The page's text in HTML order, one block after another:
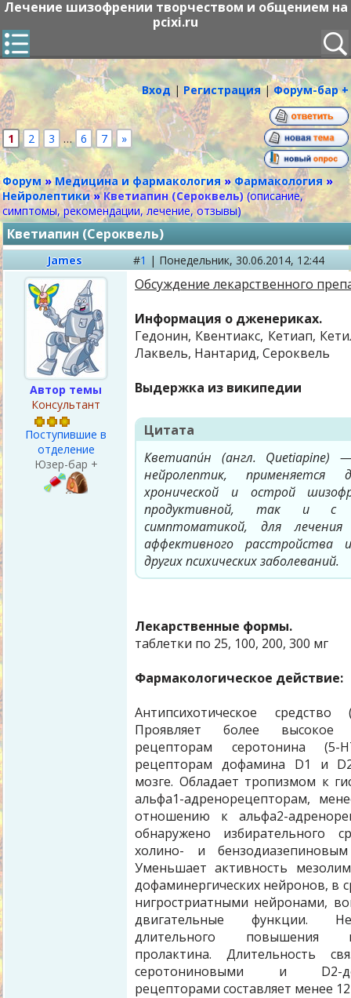
Лечение шизофрении творчеством и общением на
pcixi.ru
Вход | Регистрация|Форум-бар +
1 2 3 … 6 7 »
Форум » Медицина и фармакология » Фармакология »
Нейролептики » Кветиапин (Сероквель) (описание,
симптомы, рекомендации, лечение, отзывы)
Кветиапин (Сероквель)
James #1 | Понедельник, 30.06.2014, 12:44
Автор темы
Консультант
Поступившие в
отделение
Юзер-бар +
Обсуждение лекарственного
Информация о дженериках.
Гедонин, Квентиакс, Кетиап,
Лаквель, Нантарид, Сероквель
Выдержка из википедии
Цитата
Кветиапи́н (англ. Quetiapine)
нейролептик, применяется
хронической и острой
продуктивной, так и с
симптоматикой, для лечения
аффективного расстройства
других психических заболеваний.
Лекарственные формы.
таблетки по 25, 100, 200, 300 мг
Фармакологическое действие:
Антипсихотическое средство
Проявляет более высокое
рецепторам серотонина
рецепторам дофамина D1 и
мозге. Обладает тропизмом к
альфа1-адренорецепторам,
отношению к альфа2-
обнаружено избирательного
холино- и
Уменьшает активность
дофаминергических нейронов, в
нигростриатными нейронами,
двигательные функции.
длительного повышения
пролактина. Длительность
серотониновыми и D2-
рецепторами составляет менее